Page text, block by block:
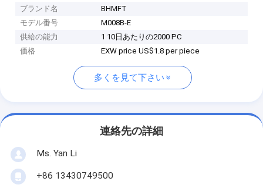
ブランド名
BHMFT
モデル番号
M008B-E
供給の能力
1 10日あたりの2000 PC
価格
EXW price US$1.8 per piece
多くを見て下さい
連絡先の詳細
Ms. Yan Li
+86 13430749500